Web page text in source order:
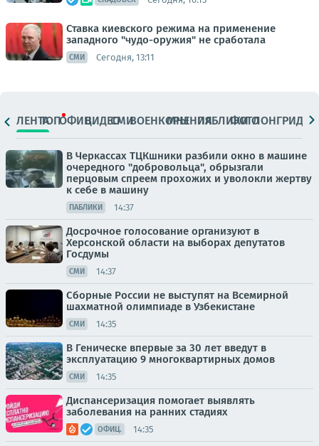
Ставка киевского режима на применение
западного "чудо-оружия" не сработала
СМИ Сегодня, 13:11
ЛЕНТАТОПОФИЦ.ВИДЕОСМИВОЕНКОРЫМНЕНИЯПАБЛИКИ
ФОТОЛОНГРИДЫ
В Черкассах ТЦКшники разбили окно в машине
очередного "добровольца", обрызгали
перцовым спреем прохожих и уволокли жертву
к себе в машину
ПАБЛИКИ 14:37
Досрочное голосование организуют в
Херсонской области на выборах депутатов
Госдумы
СМИ 14:37
Сборные России не выступят на Всемирной
шахматной олимпиаде в Узбекистане
СМИ 14:35
В Геническе впервые за 30 лет введут в
эксплуатацию 9 многоквартирных домов
СМИ 14:35
Диспансеризация помогает выявлять
заболевания на ранних стадиях
ОФИЦ. 14:35